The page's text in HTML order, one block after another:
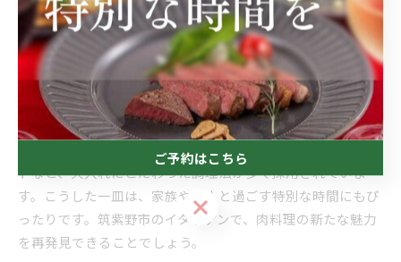
イタリアン肉料理の魅力を筑紫野市で再発見
イタリアン肉料理の魅力は、素材の味を活かしたシンプルか
つ奥深い調理にあります。筑紫野市では、地元の新鮮な肉や
旬の食材を使い、伝統的なイタリアン技法で仕上げること
で、肉の旨みを引き出しています。例えば、グリルやロース
トなど、火入れにこだわった調理法が多く採用されていま
す。こうした一皿は、家族や友人と過ごす特別な時間にもぴ
ったりです。筑紫野市のイタリアンで、肉料理の新たな魅力
を再発見できることでしょう。
ご予約はこちら
ご予約はこちら